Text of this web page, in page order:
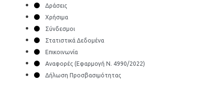
Δράσεις
Χρήσιμα
Σύνδεσμοι
Στατιστικά Δεδομένα
Επικοινωνία
Αναφορές (Εφαρμογή Ν. 4990/2022)
Δήλωση Προσβασιμότητας